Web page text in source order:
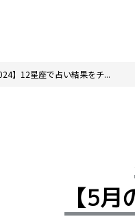
】12星座で占い結果をチ...
【5